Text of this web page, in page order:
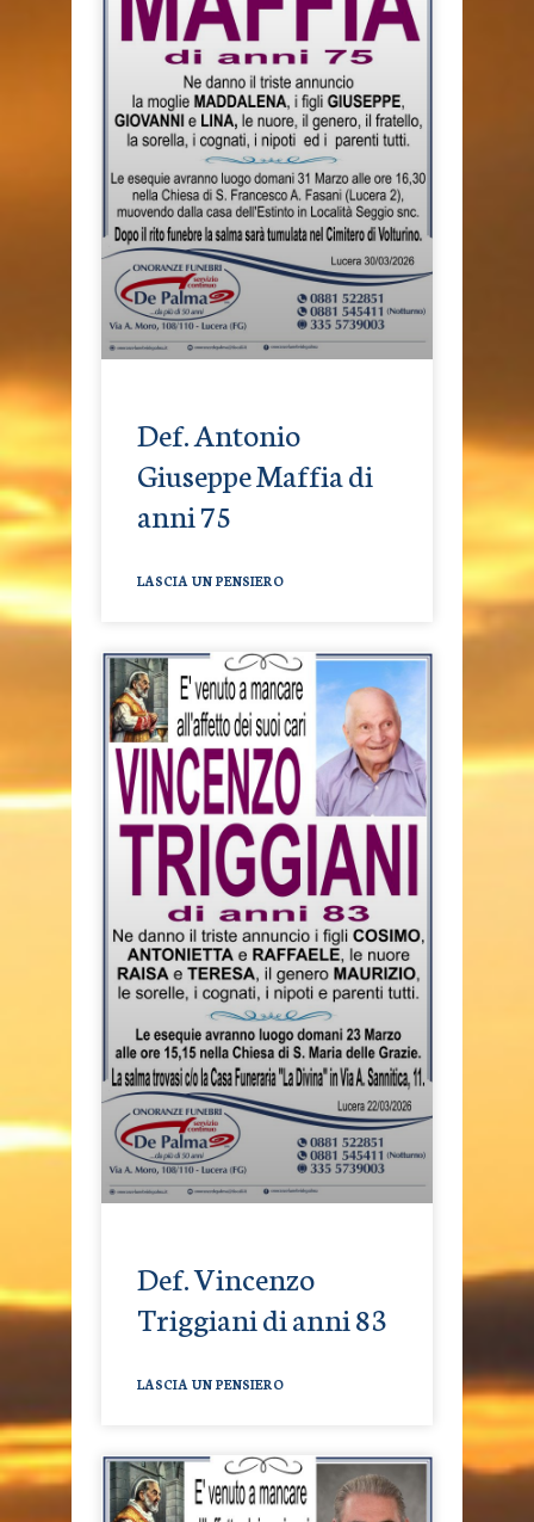
Def. Antonio
Giuseppe Maffia di
anni 75
LASCIA UN PENSIERO
Def. Vincenzo
Triggiani di anni 83
LASCIA UN PENSIERO